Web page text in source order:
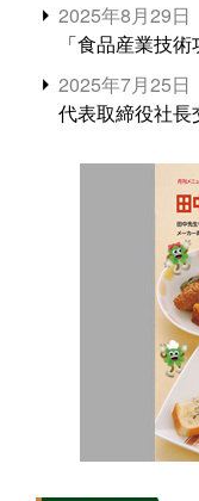
2025年8月29日
「食品産業技
2025年7月25日
代表取締役社